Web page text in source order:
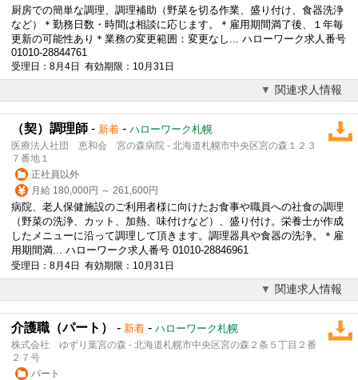
厨房での簡単な調理、調理補助（野菜を切る作業、盛り付け、食器洗浄
など）＊勤務日数・時間は相談に応じます。＊雇用期間満了後、１年毎
更新の可能性あり＊業務の変更範囲：変更なし... ハローワーク求人番号
01010-28844761
受理日：8月4日 有効期限：10月31日
関連求人情報
（契）調理師 - 新着 - ハローワーク札幌
医療法人社団 恵和会 宮の森病院 - 北海道札幌市中央区宮の森１２３
７番地１
正社員以外
月給 180,000円 ～ 261,600円
病院、老人保健施設のご利用者様に向けたお食事や職員への社食の調理
（野菜の洗浄、カット、加熱、味付けなど）、盛り付け。栄養士が作成
したメニューに沿って調理して頂きます。調理器具や食器の洗浄。＊雇
用期間満... ハローワーク求人番号 01010-28846961
受理日：8月4日 有効期限：10月31日
関連求人情報
介護職（パート） - 新着 - ハローワーク札幌
株式会社 ゆずり葉宮の森 - 北海道札幌市中央区宮の森２条５丁目２番
２７号
パート